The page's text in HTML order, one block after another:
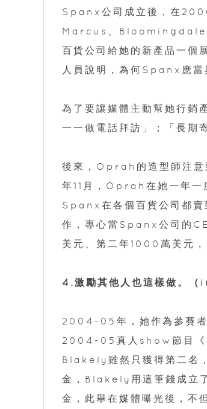
Spanx公司成立後，在
Marcus、
百貨公司給她的新產品一個
人員說明，為何Spanx應當
為了要讓媒體主動幫她行銷
一一做電話拜訪」；「長
後來，Oprah的造型師注
年11月，Oprah在她一年一
Spanx在各個百貨公司都
作，專心當Spanx公司的
美元、第二年1000萬美元
4.激勵其他人也這樣做
2004-05年，她作為參賽
2004-05真人show節目
Blakely雖然只獲得第二名
金，Blakely用這筆錢成立
金，此舉在媒體曝光後，不